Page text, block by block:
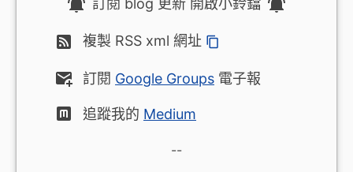
訂閱 blog 更新 開啟小鈴鐺
複製 RSS xml 網址
訂閱 Google Groups 電子報
追蹤我的 Medium
--